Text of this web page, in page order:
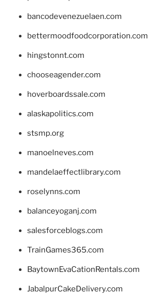
bancodevenezuelaen.com
bettermoodfoodcorporation.com
hingstonnt.com
chooseagender.com
hoverboardssale.com
alaskapolitics.com
stsmp.org
manoelneves.com
mandelaeffectlibrary.com
roselynns.com
balanceyoganj.com
salesforceblogs.com
TrainGames365.com
BaytownEvaCationRentals.com
JabalpurCakeDelivery.com